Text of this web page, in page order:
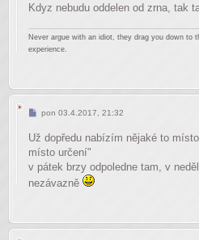
Kdyz nebudu oddelen od zrna, tak
Never argue with an idiot, they drag you down to
experience.
Příspěvek
pon 03.4.2017, 21:32
Už dopředu nabízím nějaké to
místo určení"
v pátek brzy odpoledne tam, v
nezávazně